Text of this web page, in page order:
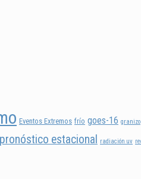
Eventos Extremos frío goes-16 granizo
pronóstico estacional radiación uv